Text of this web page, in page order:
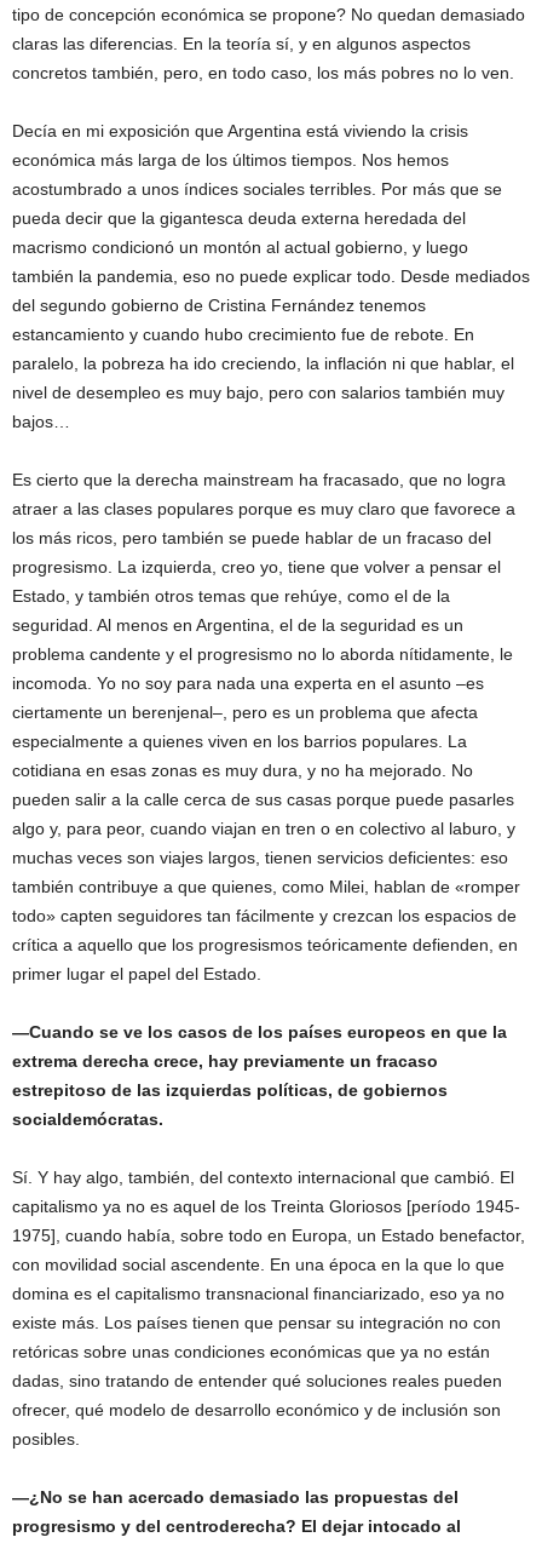
tipo de concepción económica se propone? No quedan demasiado
claras las diferencias. En la teoría sí, y en algunos aspectos
concretos también, pero, en todo caso, los más pobres no lo ven.
Decía en mi exposición que Argentina está viviendo la crisis
económica más larga de los últimos tiempos. Nos hemos
acostumbrado a unos índices sociales terribles. Por más que se
pueda decir que la gigantesca deuda externa heredada del
macrismo condicionó un montón al actual gobierno, y luego
también la pandemia, eso no puede explicar todo. Desde mediados
del segundo gobierno de Cristina Fernández tenemos
estancamiento y cuando hubo crecimiento fue de rebote. En
paralelo, la pobreza ha ido creciendo, la inflación ni que hablar, el
nivel de desempleo es muy bajo, pero con salarios también muy
bajos…
Es cierto que la derecha mainstream ha fracasado, que no logra
atraer a las clases populares porque es muy claro que favorece a
los más ricos, pero también se puede hablar de un fracaso del
progresismo. La izquierda, creo yo, tiene que volver a pensar el
Estado, y también otros temas que rehúye, como el de la
seguridad. Al menos en Argentina, el de la seguridad es un
problema candente y el progresismo no lo aborda nítidamente, le
incomoda. Yo no soy para nada una experta en el asunto –es
ciertamente un berenjenal–, pero es un problema que afecta
especialmente a quienes viven en los barrios populares. La
cotidiana en esas zonas es muy dura, y no ha mejorado. No
pueden salir a la calle cerca de sus casas porque puede pasarles
algo y, para peor, cuando viajan en tren o en colectivo al laburo, y
muchas veces son viajes largos, tienen servicios deficientes: eso
también contribuye a que quienes, como Milei, hablan de «romper
todo» capten seguidores tan fácilmente y crezcan los espacios de
crítica a aquello que los progresismos teóricamente defienden, en
primer lugar el papel del Estado.
—Cuando se ve los casos de los países europeos en que la
extrema derecha crece, hay previamente un fracaso
estrepitoso de las izquierdas políticas, de gobiernos
socialdemócratas.
Sí. Y hay algo, también, del contexto internacional que cambió. El
capitalismo ya no es aquel de los Treinta Gloriosos [período 1945-
1975], cuando había, sobre todo en Europa, un Estado benefactor,
con movilidad social ascendente. En una época en la que lo que
domina es el capitalismo transnacional financiarizado, eso ya no
existe más. Los países tienen que pensar su integración no con
retóricas sobre unas condiciones económicas que ya no están
dadas, sino tratando de entender qué soluciones reales pueden
ofrecer, qué modelo de desarrollo económico y de inclusión son
posibles.
—¿No se han acercado demasiado las propuestas del
progresismo y del centroderecha? El dejar intocado al